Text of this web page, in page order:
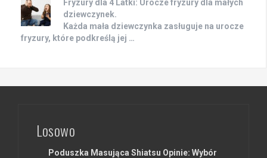
Fryzury dla 4 Latki: Urocze fryzury dla małych
dziewczynek.
Każda mała dziewczynka zasługuje na urocze
fryzury, które podkreślą jej …
Losowo
Poduszka Masująca Shiatsu Opinie: Wybór